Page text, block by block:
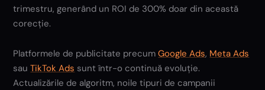
trimestru, generând un ROI de 300% doar din această
corecție.
Platformele de publicitate precumGoogle Ads, Meta Ads
sauTikTok Ads sunt într-o continuă evoluție.
Actualizările de algoritm, noile tipuri de campanii